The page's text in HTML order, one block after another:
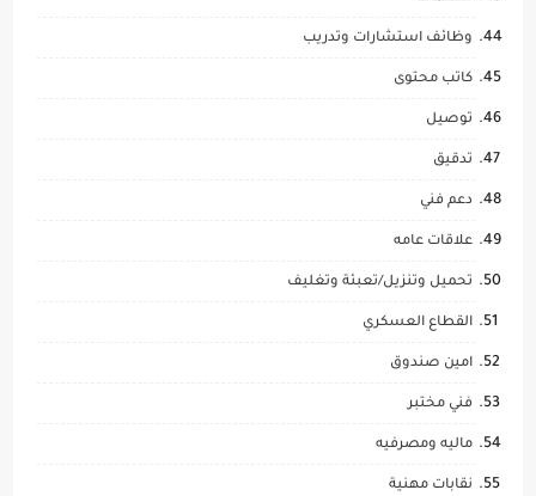
وظائف استشارات وتدريب
كاتب محتوى
توصيل
تدقيق
دعم فني
علاقات عامه
تحميل وتنزيل/تعبئة وتغليف
القطاع العسكري
امين صندوق
فني مختبر
ماليه ومصرفيه
نقابات مهنية